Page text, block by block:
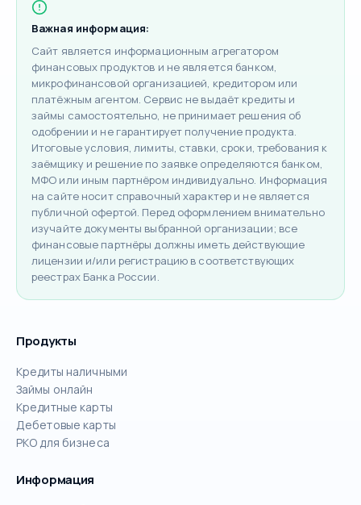
Важная информация:
Сайт является информационным агрегатором
финансовых продуктов и не является банком,
микрофинансовой организацией, кредитором или
платёжным агентом. Сервис не выдаёт кредиты и
займы самостоятельно, не принимает решения об
одобрении и не гарантирует получение продукта.
Итоговые условия, лимиты, ставки, сроки, требования к
заёмщику и решение по заявке определяются банком,
МФО или иным партнёром индивидуально. Информация
на сайте носит справочный характер и не является
публичной офертой. Перед оформлением внимательно
изучайте документы выбранной организации; все
финансовые партнёры должны иметь действующие
лицензии и/или регистрацию в соответствующих
реестрах Банка России.
Продукты
Кредиты наличными
Займы онлайн
Кредитные карты
Дебетовые карты
РКО для бизнеса
Информация